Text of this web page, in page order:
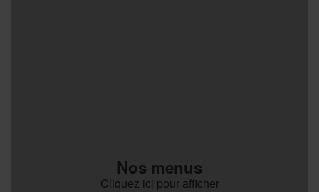
Nos menus
Cliquez ici pour afficher